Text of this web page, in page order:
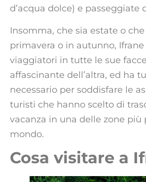
d’acqua dolce) e passeggiate
Insomma, che sia estate o
primavera o in autunno,
viaggiatori in tutte le sue
affascinante dell’altra, ed ha
necessario per soddisfare le
turisti che hanno scelto di
vacanza in una delle zone più
mondo.
Cosa visitare a